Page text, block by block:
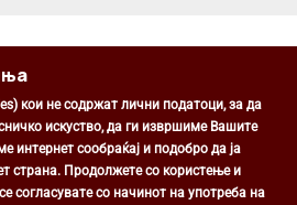
Центар
Цоков бр. 1, Скопје
кои не содржат лични податоци, за да
искуство, да ги извршиме Вашите
интернет сообраќај и подобро да ја
страна. Продолжете со користење и
согласувате со начинот на употреба на